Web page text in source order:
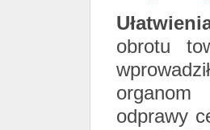
obrotu
odprawy